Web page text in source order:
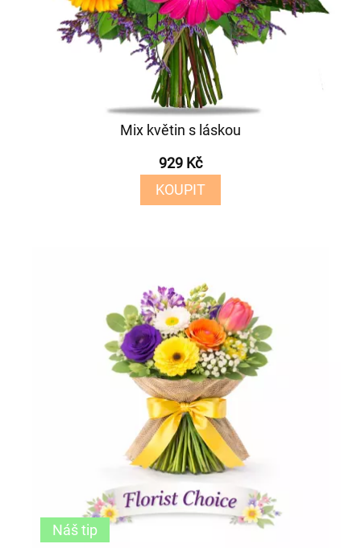
Mix květin s láskou
929 Kč
KOUPIT
Náš tip